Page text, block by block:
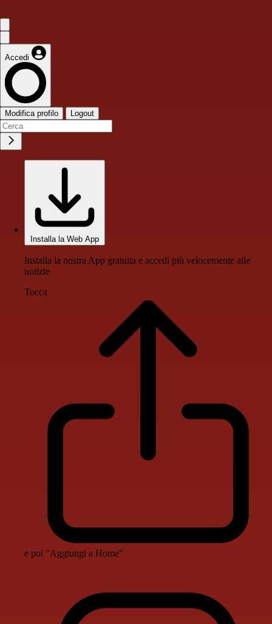
Accedi
Modifica profilo Logout
Installa la Web App
Installa la nostra App gratuita e accedi più velocemente alle
notizie
Tocca
e poi "Aggiungi a Home"